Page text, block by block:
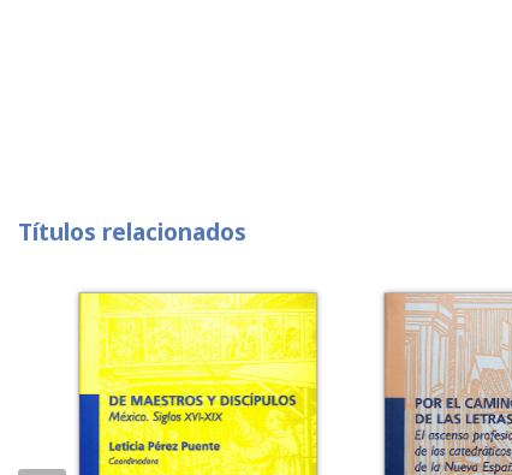
Títulos relacionados